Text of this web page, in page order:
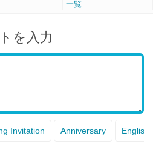
一覧
を入力
Invitation Anniversary English